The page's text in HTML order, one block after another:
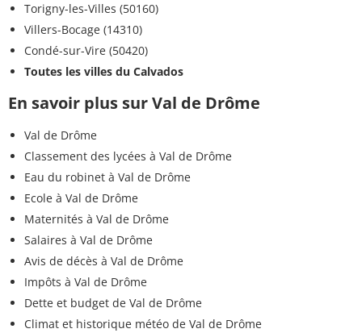
Torigny-les-Villes (50160)
Villers-Bocage (14310)
Condé-sur-Vire (50420)
Toutes les villes du Calvados
En savoir plus sur Val de Drôme
Val de Drôme
Classement des lycées à Val de Drôme
Eau du robinet à Val de Drôme
Ecole à Val de Drôme
Maternités à Val de Drôme
Salaires à Val de Drôme
Avis de décès à Val de Drôme
Impôts à Val de Drôme
Dette et budget de Val de Drôme
Climat et historique météo de Val de Drôme